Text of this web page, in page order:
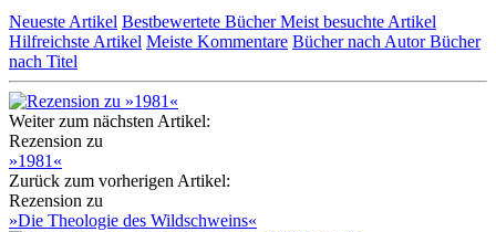
Neueste Artikel Bestbewertete BücherMeist besuchte Artikel
Hilfreichste Artikel Meiste Kommentare Bücher nach AutorBücher
nach Titel
Weiter zum nächsten Artikel:
Rezension zu
»1981«
Zurück zum vorherigen Artikel:
Rezension zu
»Die Theologie des Wildschweins«